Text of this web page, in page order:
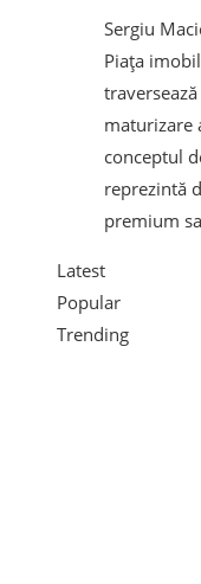
Sergiu
Piața
maturizare
conceptul
reprezintă
premium
Latest
Popular
Trending